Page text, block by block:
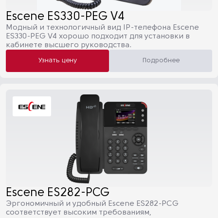
Escene ES330-PEG V4
Модный и технологичный вид IP-телефона Escene
ES330-PEG V4 хорошо подходит для установки в
кабинете высшего руководства.
Узнать цену Подробнее
Escene ES282-PCG
Эргономичный и удобный Escene ES282-PCG
соответствует высоким требованиям,